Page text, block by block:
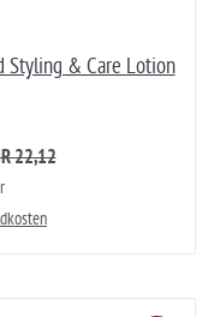
Styling & Care Lotion
22,12